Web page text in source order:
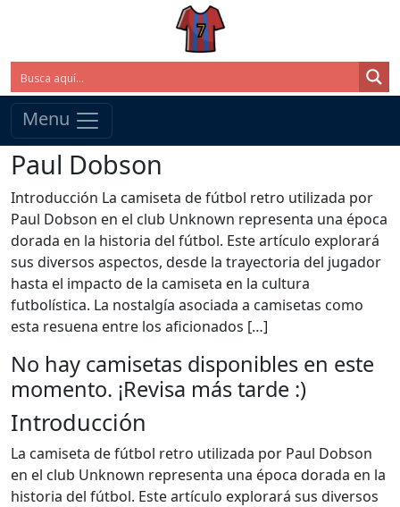
Menu
Paul Dobson
Introducción La camiseta de fútbol retro utilizada por
Paul Dobson en el club Unknown representa una época
dorada en la historia del fútbol. Este artículo explorará
sus diversos aspectos, desde la trayectoria del jugador
hasta el impacto de la camiseta en la cultura
futbolística. La nostalgía asociada a camisetas como
esta resuena entre los aficionados […]
No hay camisetas disponibles en este
momento. ¡Revisa más tarde :)
Introducción
La camiseta de fútbol retro utilizada por Paul Dobson
en el club Unknown representa una época dorada en la
historia del fútbol. Este artículo explorará sus diversos